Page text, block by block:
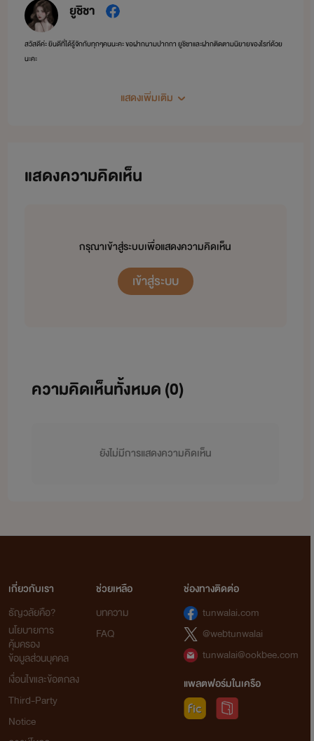
ยูชิชา
สวัสดีค่ะ ยินดีที่ได้รู้จักกับทุกๆคนนะคะ ขอฝากนามปากกา ยูชิชาและฝากติดตามนิยายของไรท์ด้วย
นะคะ
แสดงเพิ่มเติม
แสดงความคิดเห็น
กรุณาเข้าสู่ระบบเพื่อแสดงความคิดเห็น
เข้าสู่ระบบ
ความคิดเห็นทั้งหมด (0)
ยังไม่มีการแสดงความคิดเห็น
เกี่ยวกับเรา
ธัญวลัยคือ?
นโยบายการ
คุ้มครอง
ข้อมูลส่วนบุคคล
เงื่อนไขและข้อตกลง
Third-Party
Notice
ช่วยเหลือ
บทความ
FAQ
ช่องทางติดต่อ
tunwalai.com
@webtunwalai
tunwalai@ookbee.com
แพลตฟอร์มในเครือ